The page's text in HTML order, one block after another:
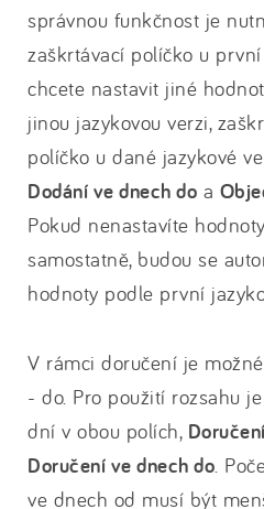
správnou funkčnost je
zaškrtávací políčko u
chcete nastavit jiné
jinou jazykovou verzi,
políčko u dané jazykové
Dodání ve dnech do a
Pokud nenastavíte
samostatně, budou se
hodnoty podle první
V rámci doručení je
- do. Pro použití rozsahu
dní v obou polích,
Doručení ve dnech do.
ve dnech od musí být